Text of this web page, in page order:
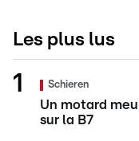
Les plus lus
Schieren
Un motard
sur la B7